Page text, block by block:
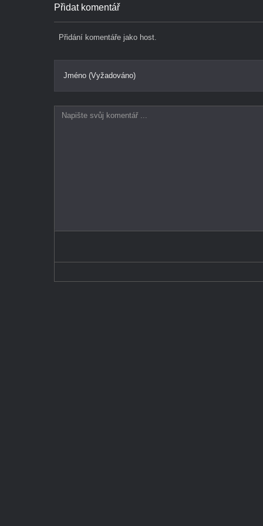
Přidat komentář
Přidání komentáře jako host.
Jméno (Vyžadováno)